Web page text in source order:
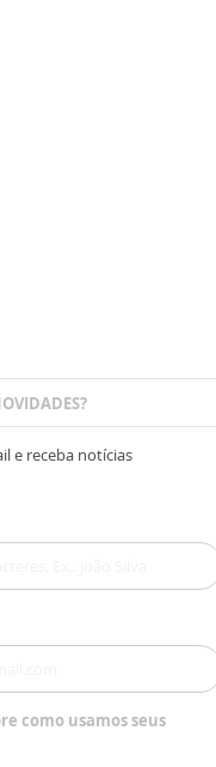
e receba notícias
como usamos seus